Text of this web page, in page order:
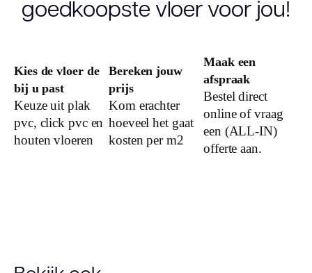
(jaren)
goedkoopste vloer voor jou!
Kies de vloer de
bij u past
Keuze uit plak
pvc, click pvc en
houten vloeren
Bereken jouw
prijs
Kom erachter
hoeveel het gaat
kosten per m2
Maak een
afspraak
Bestel direct
online of vraag
een (ALL-IN)
offerte aan.